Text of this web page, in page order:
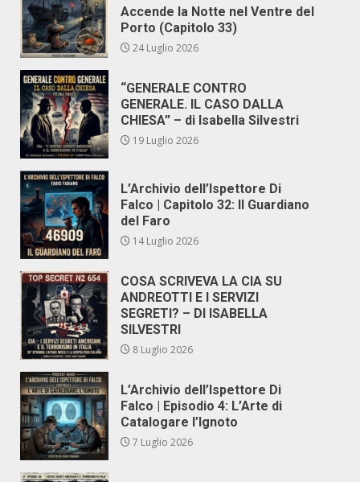
Accende la Notte nel Ventre del
Porto (Capitolo 33)
24 Luglio 2026
“GENERALE CONTRO
GENERALE. IL CASO DALLA
CHIESA” – di Isabella Silvestri
19 Luglio 2026
L’Archivio dell’Ispettore Di
Falco | Capitolo 32: Il Guardiano
del Faro
14 Luglio 2026
COSA SCRIVEVA LA CIA SU
ANDREOTTI E I SERVIZI
SEGRETI? – DI ISABELLA
SILVESTRI
8 Luglio 2026
L’Archivio dell’Ispettore Di
Falco | Episodio 4: L’Arte di
Catalogare l’Ignoto
7 Luglio 2026